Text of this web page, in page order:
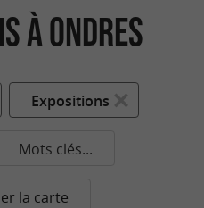
à Ondres
Expositions
Mots clés...
la carte